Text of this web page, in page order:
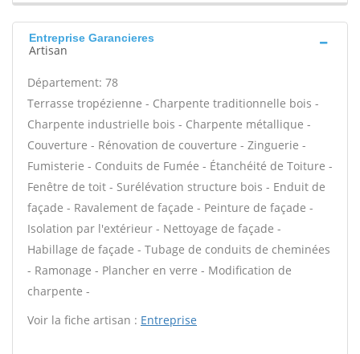
Entreprise Garancieres
Artisan
Département: 78
Terrasse tropézienne - Charpente traditionnelle bois -
Charpente industrielle bois - Charpente métallique -
Couverture - Rénovation de couverture - Zinguerie -
Fumisterie - Conduits de Fumée - Étanchéité de Toiture -
Fenêtre de toit - Surélévation structure bois - Enduit de
façade - Ravalement de façade - Peinture de façade -
Isolation par l'extérieur - Nettoyage de façade -
Habillage de façade - Tubage de conduits de cheminées
- Ramonage - Plancher en verre - Modification de
charpente -
Voir la fiche artisan : Entreprise